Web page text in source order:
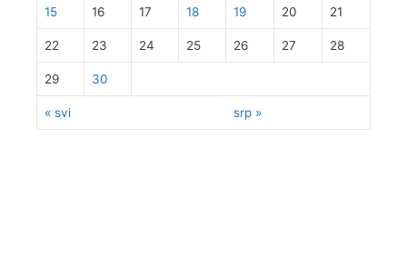
« svi srp »
15 16 17 18 19 20 21
22 23 24 25 26 27 28
29 30